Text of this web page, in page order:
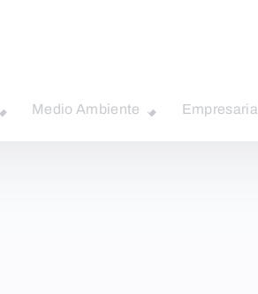
Medio Ambiente Empresarial